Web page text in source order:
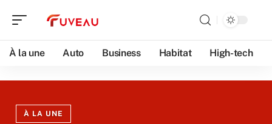
À la une Auto Business Habitat High-tech
À LA UNE